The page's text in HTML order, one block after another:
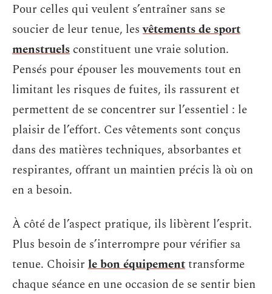
Pour celles qui veulent s’entraîner sans se
soucier de leur tenue, lesvêtements de sport
menstruels constituent une vraie solution.
Pensés pour épouser les mouvements tout en
limitant les risques de fuites, ils rassurent et
permettent de se concentrer sur l’essentiel : le
plaisir de l’effort. Ces vêtements sont conçus
dans des matières techniques, absorbantes et
respirantes, offrant un maintien précis là où on
en a besoin.
À côté de l’aspect pratique, ils libèrent l’esprit.
Plus besoin de s’interrompre pour vérifier sa
tenue. Choisir le bon équipementtransforme
chaque séance en une occasion de se sentir bien